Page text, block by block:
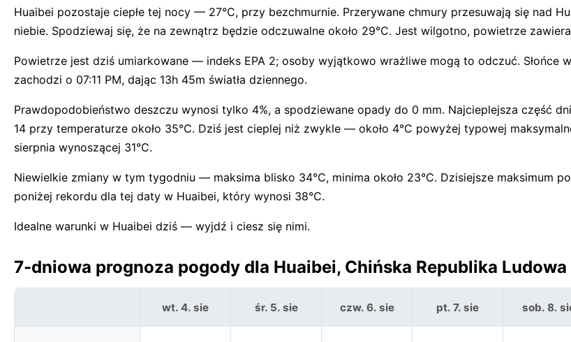
Huaibei pozostaje ciepłe tej nocy — 27°C, przy bezchmurnie. Przerywane chmury przesuwają się nad
niebie. Spodziewaj się, że na zewnątrz będzie odczuwalne około 29°C. Jest wilgotno, powietrze
Powietrze jest dziś umiarkowane — indeks EPA 2; osoby wyjątkowo wrażliwe mogą to odczuć. Słońce
zachodzi o 07:11 PM, dając 13h 45m światła dziennego.
Prawdopodobieństwo deszczu wynosi tylko 4%, a spodziewane opady do 0 mm. Najcieplejsza część
14 przy temperaturze około 35°C. Dziś jest cieplej niż zwykle — około 4°C powyżej typowej
sierpnia wynoszącej 31°C.
Niewielkie zmiany w tym tygodniu — maksima blisko 34°C, minima około 23°C. Dzisiejsze maksimum
poniżej rekordu dla tej daty w Huaibei, który wynosi 38°C.
Idealne warunki w Huaibei dziś — wyjdź i ciesz się nimi.
7-dniowa prognoza pogody dla Huaibei, Chińska Republika
wt. 4. sie śr. 5. sie czw. 6. sie pt. 7. sie sob. 8.